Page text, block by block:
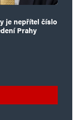
je nepřítel číslo
Prahy